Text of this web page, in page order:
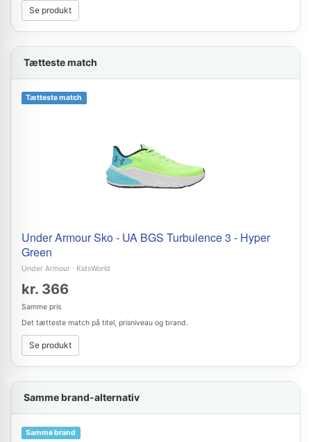
Se produkt
Tætteste match
Tætteste match
Under Armour Sko - UA BGS Turbulence 3 - Hyper
Green
Under Armour · KidsWorld
kr. 366
Samme pris
Det tætteste match på titel, prisniveau og brand.
Se produkt
Samme brand-alternativ
Samme brand